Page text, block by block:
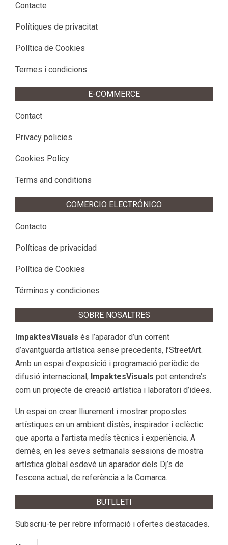
Contacte
Polítiques de privacitat
Política de Cookies
Termes i condicions
E-COMMERCE
Contact
Privacy policies
Cookies Policy
Terms and conditions
COMERCIO ELECTRÓNICO
Contacto
Políticas de privacidad
Política de Cookies
Términos y condiciones
SOBRE NOSALTRES
ImpaktesVisuals és l’aparador d’un corrent
d’avantguarda artística sense precedents, l’StreetArt.
Amb un espai d’exposició i programació periòdic de
difusió internacional, ImpaktesVisuals pot entendre’s
com un projecte de creació artística i laboratori d’idees.
Un espai on crear lliurement i mostrar propostes
artístiques en un ambient distès, inspirador i eclèctic
que aporta a l’artista medís tècnics i experiència. A
demés, en les seves setmanals sessions de mostra
artística global esdevé un aparador dels Dj’s de
l’escena actual, de referència a la Comarca.
BUTLLETI
Subscriu-te per rebre informació i ofertes destacades.